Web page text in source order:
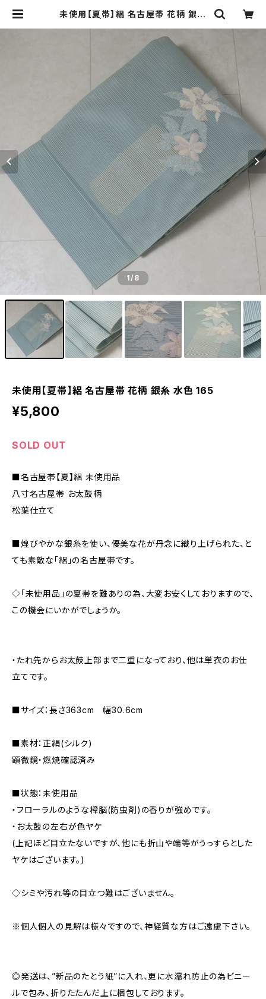
未使用【夏帯】絽 名古屋帯 花柄 銀糸
1/8
未使用【夏帯】絽 名古屋帯 花柄 銀糸 水色 165
¥5,800
SOLD OUT
■名古屋帯【夏】絽 未使用品
八寸名古屋帯 お太鼓柄
松葉仕立て
■煌びやかな銀糸を使い、優美な花が丹念に織り上げられた、と
ても素敵な「絽」の名古屋帯です。
◇「未使用品」の夏帯を難ありの為、大変お安くしておりますので、
この機会にいかがでしょうか。
・たれ先からお太鼓上部まで二重になっており、他は単衣のお仕
立てです。
■サイズ：長さ363cm 幅30.6cm
■素材：正絹(シルク)
顕微鏡・燃焼確認済み
■状態：未使用品
・フローラルのような樟脳(防虫剤)の香りが強めです。
・お太鼓の左右が色ヤケ
(上記ほど目立たないですが、他にも折山や端等がうっすらとした
ヤケはございます。)
◇シミや汚れ等の目立つ難はございません。
※個人個人の見解は様々ですので、神経質な方はご遠慮下さい。
◎発送は、”新品のたとう紙”に入れ、更に水濡れ防止の為ビニー
ルで包み、折りたたんだ上に梱包しております。